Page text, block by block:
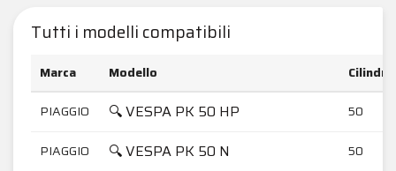
Tutti i modelli compatibili
Marca Modello
PIAGGIO
🔍 VESPA PK 50 HP 50
PIAGGIO 🔍 VESPA PK 50 N 50